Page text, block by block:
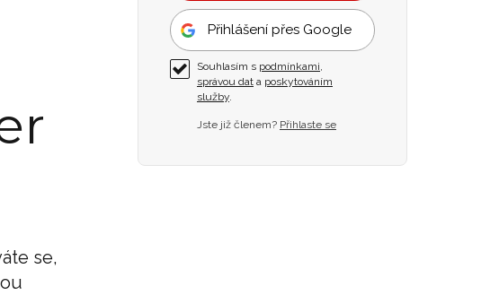
se,
Přihlášení přes Google
Souhlasím s podmínkami,
správou dat a poskytováním
služby.
Jste již členem? Přihlaste se